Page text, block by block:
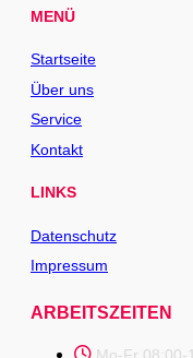
MENÜ
Startseite
Über uns
Service
Kontakt
LINKS
Datenschutz
Impressum
ARBEITSZEITEN
Mo-Fr